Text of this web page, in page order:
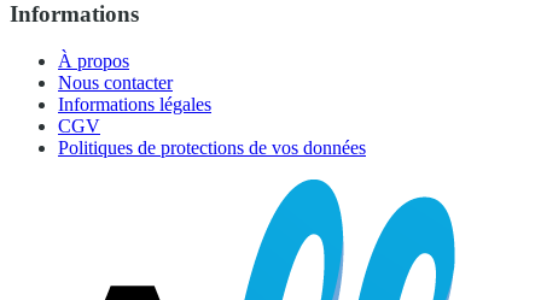
Informations
À propos
Nous contacter
Informations légales
CGV
Politiques de protections de vos données